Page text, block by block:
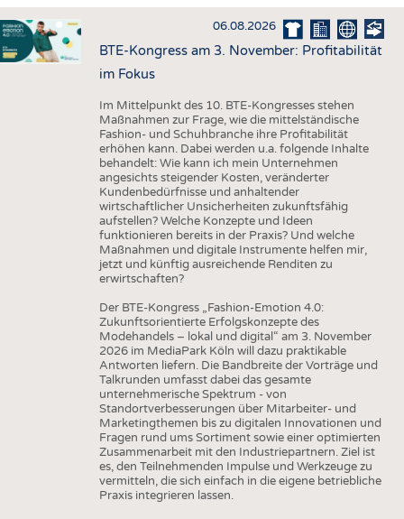
HAUS- UND HEIMTEXTILIEN
BEKLEIDUNG
AUSSCHREIBUNGEN
DTV AUSSCHREIBUNGSDIENST
STATISTICS
DAUNENCHECK
ADRESSEN & LINKS
PUBLIKATIONEN
TERMINE
BRANCHENTERMINE
06.08.2026
BTE-Kongress am 3. November: Profitabilität
im Fokus
Im Mittelpunkt des 10. BTE-Kongresses stehen
Maßnahmen zur Frage, wie die mittelständische
Fashion- und Schuhbranche ihre Profitabilität
erhöhen kann. Dabei werden u.a. folgende Inhalte
behandelt: Wie kann ich mein Unternehmen
angesichts steigender Kosten, veränderter
Kundenbedürfnisse und anhaltender
wirtschaftlicher Unsicherheiten zukunftsfähig
aufstellen? Welche Konzepte und Ideen
funktionieren bereits in der Praxis? Und welche
Maßnahmen und digitale Instrumente helfen mir,
jetzt und künftig ausreichende Renditen zu
erwirtschaften?
Der BTE-Kongress „Fashion-Emotion 4.0:
Zukunftsorientierte Erfolgskonzepte des
Modehandels – lokal und digital“ am 3. November
2026 im MediaPark Köln will dazu praktikable
Antworten liefern. Die Bandbreite der Vorträge und
Talkrunden umfasst dabei das gesamte
unternehmerische Spektrum - von
Standortverbesserungen über Mitarbeiter- und
Marketingthemen bis zu digitalen Innovationen und
Fragen rund ums Sortiment sowie einer optimierten
Zusammenarbeit mit den Industriepartnern. Ziel ist
es, den Teilnehmenden Impulse und Werkzeuge zu
vermitteln, die sich einfach in die eigene betriebliche
Praxis integrieren lassen.